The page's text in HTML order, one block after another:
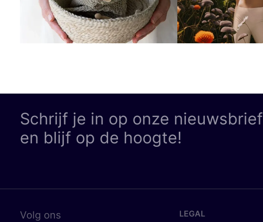
Schrijf je in op onze nieuwsbrief
en blijf op de hoogte!
Volg ons LEGAL